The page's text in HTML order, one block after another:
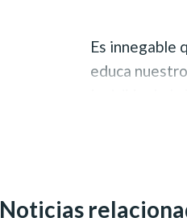
Es innegable
educa
de
humanidad,
Noticias